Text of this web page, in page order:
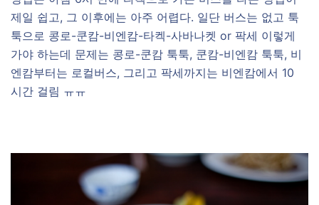
제일 쉽고, 그 이후에는 아주 어렵다. 일단 버스는 없고 툭
툭으로 콩로-쿤캄-비엔캄-타켁-사바나켓 or 팍세 이렇게
가야 하는데 문제는 콩로-쿤캄 툭툭, 쿤캄-비엔캄 툭툭, 비
엔캄부터는 로컬버스, 그리고 팍세까지는 비엔캄에서 10
시간 걸림 ㅠㅠ